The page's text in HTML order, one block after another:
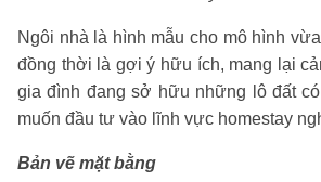
Ngôi nhà là hình mẫu cho mô hình
đồng thời là gợi ý hữu ích, mang lại
gia đình đang sở hữu những lô đất
muốn đầu tư vào lĩnh vực homestay
Bản vẽ mặt bằng